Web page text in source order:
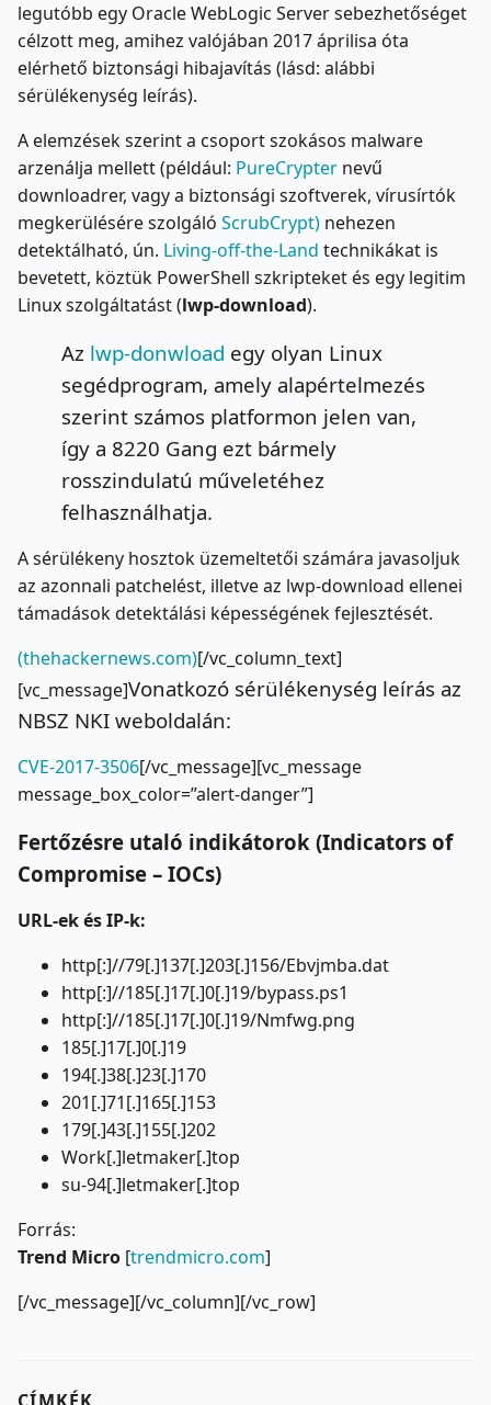
legutóbb egy Oracle WebLogic Server sebezhetőséget
célzott meg, amihez valójában 2017 áprilisa óta
elérhető biztonsági hibajavítás (lásd: alábbi
sérülékenység leírás).
A elemzések szerint a csoport szokásos malware
arzenálja mellett (például: PureCrypter nevű
downloadrer, vagy a biztonsági szoftverek, vírusírtók
megkerülésére szolgáló ScrubCrypt) nehezen
detektálható, ún. Living-off-the-Land technikákat is
bevetett, köztük PowerShell szkripteket és egy legitim
Linux szolgáltatást (lwp-download).
Az lwp-donwload egy olyan Linux
segédprogram, amely alapértelmezés
szerint számos platformon jelen van,
így a 8220 Gang ezt bármely
rosszindulatú műveletéhez
felhasználhatja.
A sérülékeny hosztok üzemeltetői számára javasoljuk
az azonnali patchelést, illetve az lwp-download ellenei
támadások detektálási képességének fejlesztését.
(thehackernews.com)[/vc_column_text]
[vc_message]Vonatkozó sérülékenység leírás az
NBSZ NKI weboldalán:
CVE-2017-3506[/vc_message][vc_message
message_box_color=”alert-danger”]
Fertőzésre utaló indikátorok (Indicators of
Compromise – IOCs)
URL-ek és IP-k:
http[:]//79[.]137[.]203[.]156/Ebvjmba.dat
http[:]//185[.]17[.]0[.]19/bypass.ps1
http[:]//185[.]17[.]0[.]19/Nmfwg.png
185[.]17[.]0[.]19
194[.]38[.]23[.]170
201[.]71[.]165[.]153
179[.]43[.]155[.]202
Work[.]letmaker[.]top
su-94[.]letmaker[.]top
Forrás:
Trend Micro [trendmicro.com]
[/vc_message][/vc_column][/vc_row]